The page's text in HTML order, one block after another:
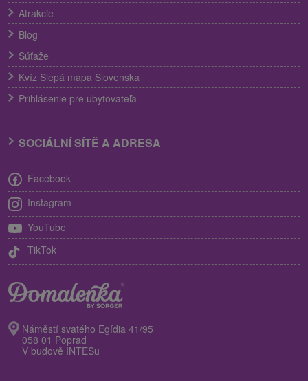
Atrakcie
Blog
Súťaže
Kvíz Slepá mapa Slovenska
Prihlásenie pre ubytovateľa
SOCIÁLNÍ SÍTĚ A ADRESA
Facebook
Instagram
YouTube
TikTok
Náměstí svatého Egídia 41/95
058 01 Poprad
V budově INTESu